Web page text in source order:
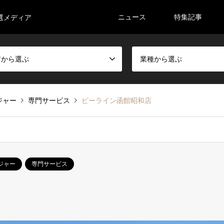
メディア ニュース 特集記事
ら選ぶ 業種から選ぶ
ャー 専門サービス ビーライン函館昭和店
ャー 専門サービス